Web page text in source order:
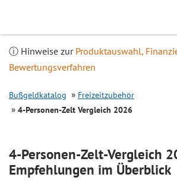
ⓘ Hinweise zur Produktauswahl,
Bewertungsverfahren
Bußgeldkatalog
Freizeitzubehör
4-Personen-Zelt Vergleich 2026
4-Personen-Zelt-Vergleich
Empfehlungen im Überblick